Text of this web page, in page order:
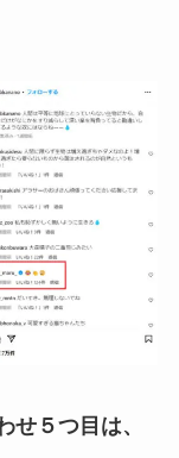
せ５つ目は、